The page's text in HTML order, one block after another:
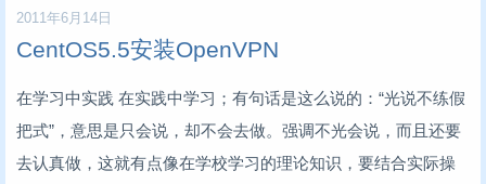
2011年6月14日
CentOS5.5安装OpenVPN
在学习中实践 在实践中学习；有句话是这么说的：“光说不练假
把式”，意思是只会说，却不会去做。强调不光会说，而且还要
去认真做，这就有点像在学校学习的理论知识，要结合实际操